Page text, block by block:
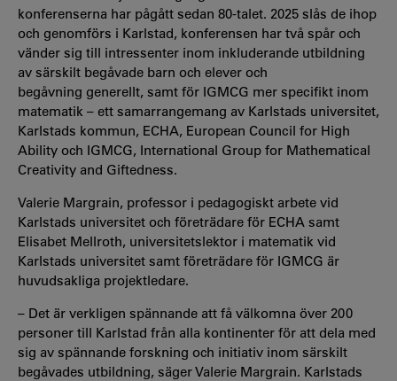
konferenserna har pågått sedan 80-talet. 2025 slås de ihop
och genomförs i Karlstad, konferensen har två spår och
vänder sig till intressenter inom inkluderande utbildning
av särskilt begåvade barn och elever och
begåvning generellt, samt för IGMCG mer specifikt inom
matematik – ett samarrangemang av Karlstads universitet,
Karlstads kommun, ECHA, European Council for High
Ability och IGMCG, International Group for Mathematical
Creativity and Giftedness.
Valerie Margrain, professor i pedagogiskt arbete vid
Karlstads universitet och företrädare för ECHA samt
Elisabet Mellroth, universitetslektor i matematik vid
Karlstads universitet samt företrädare för IGMCG är
huvudsakliga projektledare.
– Det är verkligen spännande att få välkomna över 200
personer till Karlstad från alla kontinenter för att dela med
sig av spännande forskning och initiativ inom särskilt
begåvades utbildning, säger Valerie Margrain. Karlstads